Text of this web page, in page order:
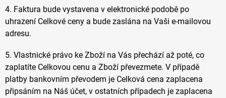
4. Faktura bude vystavena v elektronické podobě po
uhrazení Celkové ceny a bude zaslána na Vaši e-mailovou
adresu.
5. Vlastnické právo ke Zboží na Vás přechází až poté, co
zaplatíte Celkovou cenu a Zboží převezmete. V případě
platby bankovním převodem je Celková cena zaplacena
připsáním na Náš účet, v ostatních případech je zaplacena